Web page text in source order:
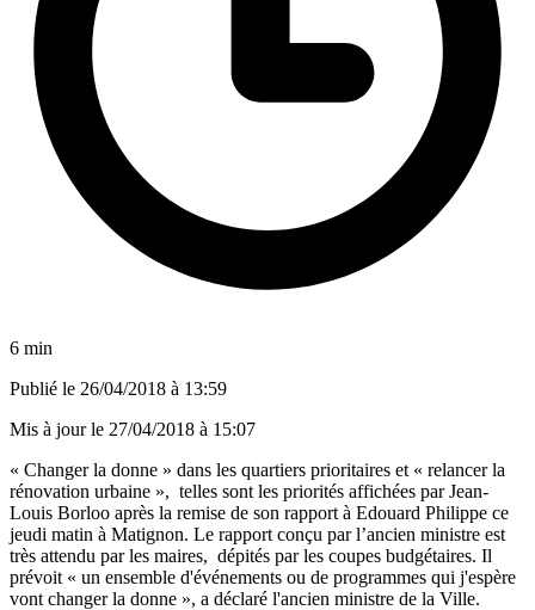
6 min
Publié le 26/04/2018 à 13:59
Mis à jour le 27/04/2018 à 15:07
« Changer la donne » dans les quartiers prioritaires et « relancer la
rénovation urbaine », telles sont les priorités affichées par Jean-
Louis Borloo après la remise de son rapport à Edouard Philippe ce
jeudi matin à Matignon. Le rapport conçu par l’ancien ministre est
très attendu par les maires, dépités par les coupes budgétaires. Il
prévoit « un ensemble d'événements ou de programmes qui j'espère
vont changer la donne », a déclaré l'ancien ministre de la Ville.